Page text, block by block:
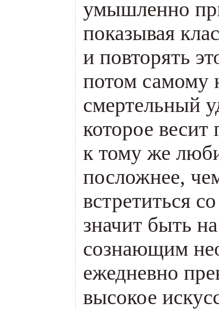
умышленно
показывая
и повторять
потом самому
смертельный
которое
к тому же
посложнее,
встретиться
значит быть
сознающим
ежедневно
высокое